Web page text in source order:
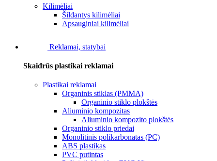
Kilimėliai
Šildantys kilimėliai
Apsauginiai kilimėliai
Reklamai, statybai
Skaidrūs plastikai reklamai
Plastikai reklamai
Organinis stiklas (PMMA)
Organinio stiklo plokštės
Aliuminio kompozitas
Aliuminio kompozito plokštės
Organinio stiklo priedai
Monolitinis polikarbonatas (PC)
ABS plastikas
PVC putintas